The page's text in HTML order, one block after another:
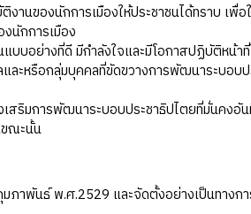
านของนักการเมืองให้ประชาชนได้ทราบ เพื่
นักการเมือง
บบอย่างที่ดี มีกำลังใจและมีโอกาสปฏิบัติหน้
ละหรือกลุ่มบุคคลที่ขัดขวางการพัฒนาระบอบ
ริมการพัฒนาระบอบประชาธิปไตยที่มั่นคงอัน
ณะนั้น
พันธ์ พ.ศ.2529 และจัดตั้งอย่างเป็นทางก